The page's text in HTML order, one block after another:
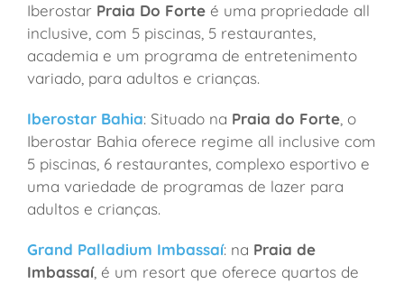
Iberostar Praia Do Forteé uma propriedade all
inclusive, com 5 piscinas, 5 restaurantes,
academia e um programa de entretenimento
variado, para adultos e crianças.
Iberostar Bahia: Situado na Praia do Forte, o
Iberostar Bahia oferece regime all inclusive com
5 piscinas, 6 restaurantes, complexo esportivo e
uma variedade de programas de lazer para
adultos e crianças.
Grand Palladium Imbassaí: na Praia de
Imbassaí, é um resort que oferece quartos de